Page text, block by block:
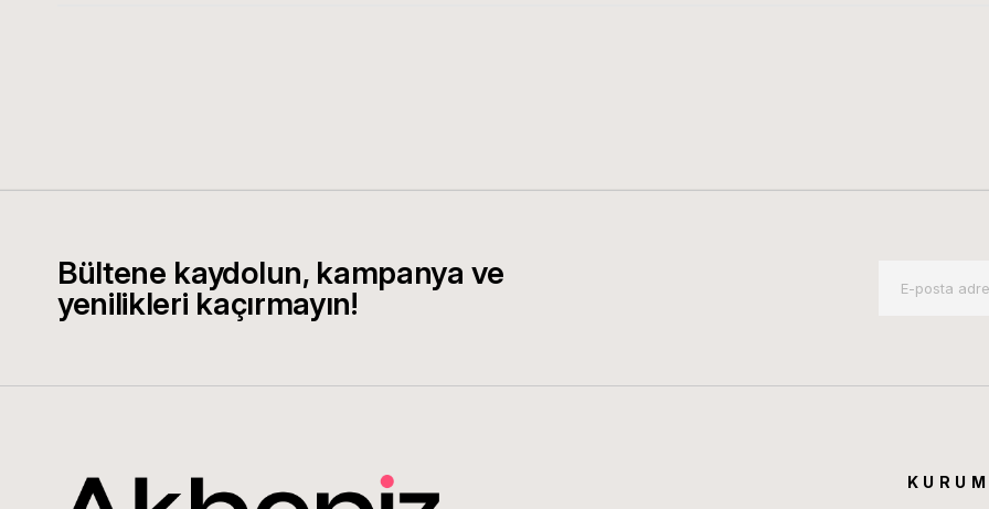
Bültene kaydolun, kampanya ve
yenilikleri kaçırmayın!